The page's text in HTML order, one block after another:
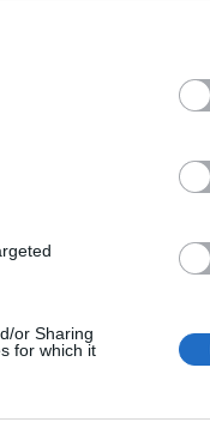
or Sharing
for which it
a második fejezet.
kovatsmuhely